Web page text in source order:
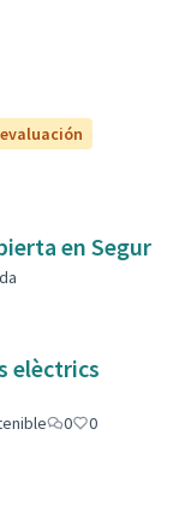
evaluación
en Segur
elèctrics
0
0